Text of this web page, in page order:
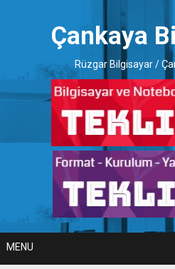
Çankaya
Rüzgar Bilgisayar /
MENU